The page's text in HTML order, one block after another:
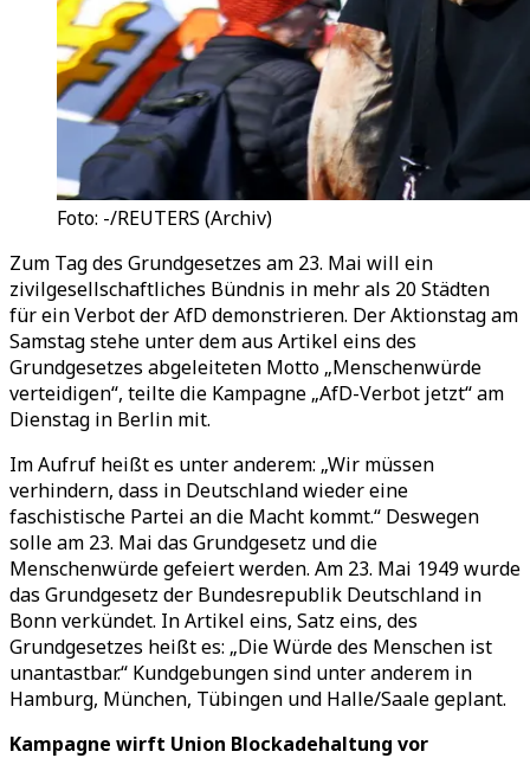
Foto: -/REUTERS (Archiv)
Zum Tag des Grundgesetzes am 23. Mai will ein
zivilgesellschaftliches Bündnis in mehr als 20 Städten
für ein Verbot der AfD demonstrieren. Der Aktionstag am
Samstag stehe unter dem aus Artikel eins des
Grundgesetzes abgeleiteten Motto „Menschenwürde
verteidigen“, teilte die Kampagne „AfD-Verbot jetzt“ am
Dienstag in Berlin mit.
Im Aufruf heißt es unter anderem: „Wir müssen
verhindern, dass in Deutschland wieder eine
faschistische Partei an die Macht kommt.“ Deswegen
solle am 23. Mai das Grundgesetz und die
Menschenwürde gefeiert werden. Am 23. Mai 1949 wurde
das Grundgesetz der Bundesrepublik Deutschland in
Bonn verkündet. In Artikel eins, Satz eins, des
Grundgesetzes heißt es: „Die Würde des Menschen ist
unantastbar.“ Kundgebungen sind unter anderem in
Hamburg, München, Tübingen und Halle/Saale geplant.
Kampagne wirft Union Blockadehaltung vor